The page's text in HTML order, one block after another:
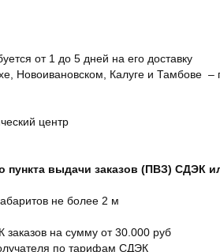
от 1 до 5 дней на его доставку
Новоивановском, Калуге и Тамбове –
центр
выдачи заказов (ПВЗ) СДЭК
не более 2 м
на сумму от 30.000 руб
по тарифам СДЭК